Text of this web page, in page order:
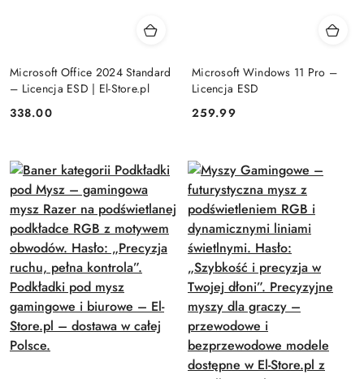
Microsoft Office 2024 Standard
– Licencja ESD | El-Store.pl
Cena:
338.00
Microsoft Windows 11 Pro –
Licencja ESD
Cena:
259.99